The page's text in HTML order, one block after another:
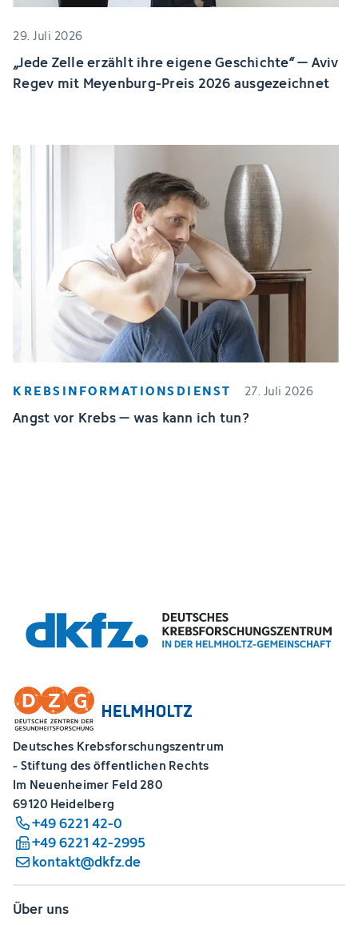
29. Juli 2026
„Jede Zelle erzählt ihre eigene Geschichte“ – Aviv
Regev mit Meyenburg-Preis 2026 ausgezeichnet
KREBSINFORMATIONSDIENST 27. Juli 2026
Angst vor Krebs – was kann ich tun?
Deutsches Krebsforschungszentrum
- Stiftung des öffentlichen Rechts
Im Neuenheimer Feld 280
69120 Heidelberg
+49 6221 42-0
+49 6221 42-2995
kontakt@dkfz.de
Über uns